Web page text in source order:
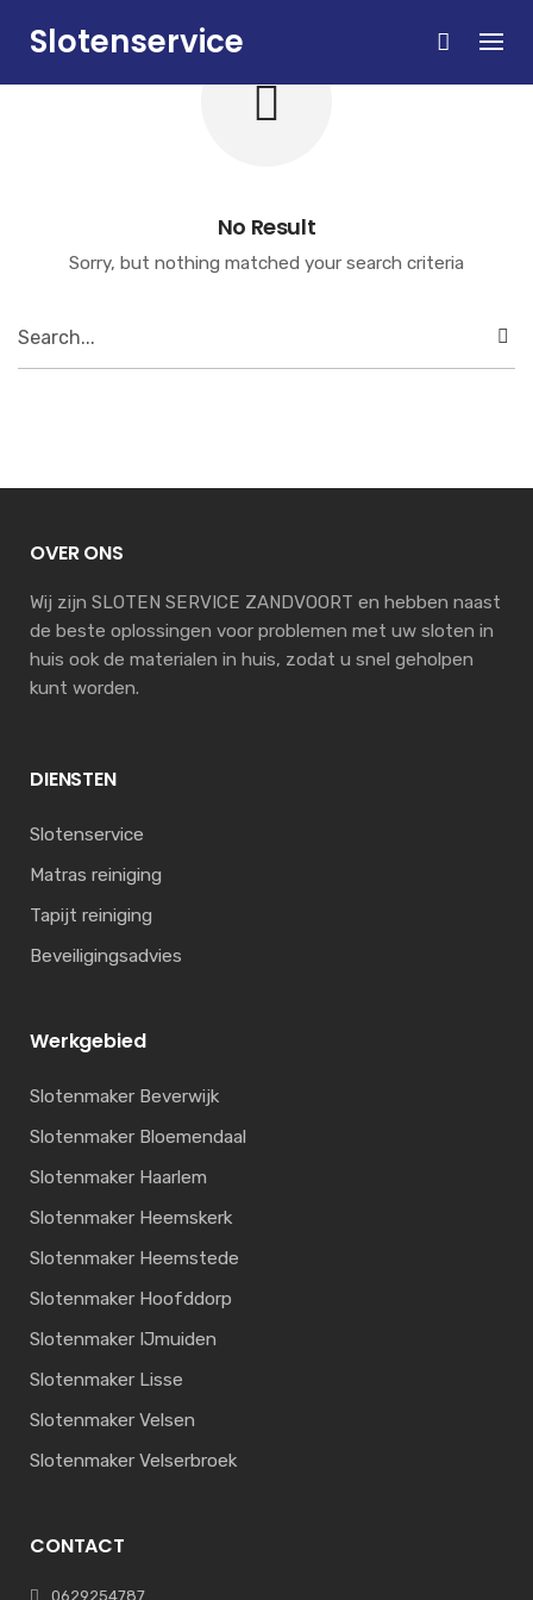
Slotenservice
No Result
Sorry, but nothing matched your search criteria
OVER ONS
Wij zijn SLOTEN SERVICE ZANDVOORT en hebben naast
de beste oplossingen voor problemen met uw sloten in
huis ook de materialen in huis, zodat u snel geholpen
kunt worden.
DIENSTEN
Slotenservice
Matras reiniging
Tapijt reiniging
Beveiligingsadvies
Werkgebied
Slotenmaker Beverwijk
Slotenmaker Bloemendaal
Slotenmaker Haarlem
Slotenmaker Heemskerk
Slotenmaker Heemstede
Slotenmaker Hoofddorp
Slotenmaker IJmuiden
Slotenmaker Lisse
Slotenmaker Velsen
Slotenmaker Velserbroek
CONTACT
0629254787